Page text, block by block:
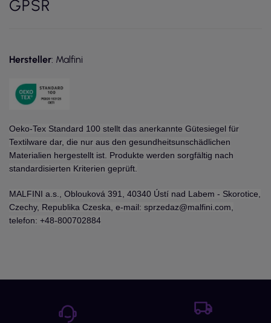
GPSR
Hersteller: Malfini
Oeko-Tex Standard 100 stellt das anerkannte Gütesiegel für
Textilware dar, die nur aus den gesundheitsunschädlichen
Materialien hergestellt ist. Produkte werden sorgfältig nach
standardisierten Kriterien geprüft.
MALFINI a.s., Oblouková 391, 40340 Ústí nad Labem - Skorotice,
Czechy, Republika Czeska, e-mail: sprzedaz@malfini.com,
telefon: +48-800702884